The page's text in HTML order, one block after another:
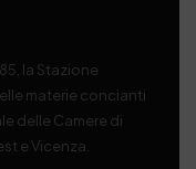
la Stazione
materie concianti
delle Camere di
e Vicenza.